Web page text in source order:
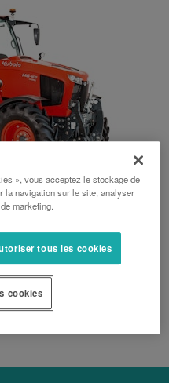
Utility
Semi-Powershift, 3,8 L, 6,1 L
», vous acceptez le stockage de
la navigation sur le site, analyser
marketing.
tous les cookies
cookies